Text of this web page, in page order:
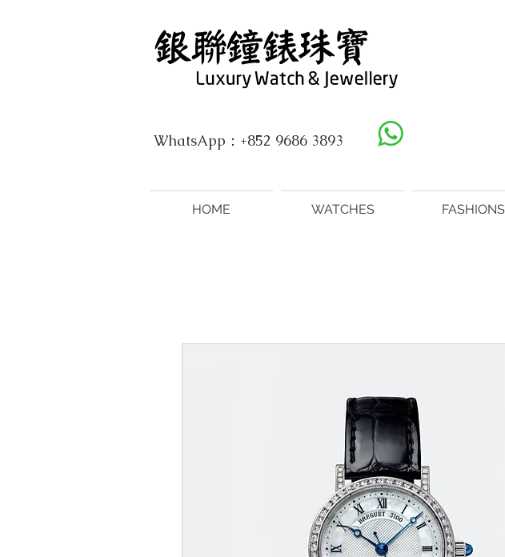
WhatsApp：+852 9686 3893
HOME WATCHES FASHIONS